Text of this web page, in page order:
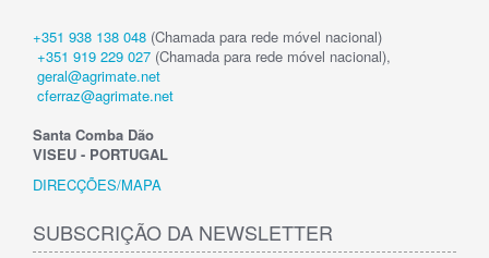
+351 938 138 048 (Chamada para rede móvel nacional)
+351 919 229 027 (Chamada para rede móvel nacional),
geral@agrimate.net
cferraz@agrimate.net
Santa Comba Dão
VISEU - PORTUGAL
DIRECÇÕES/MAPA
SUBSCRIÇÃO DA NEWSLETTER